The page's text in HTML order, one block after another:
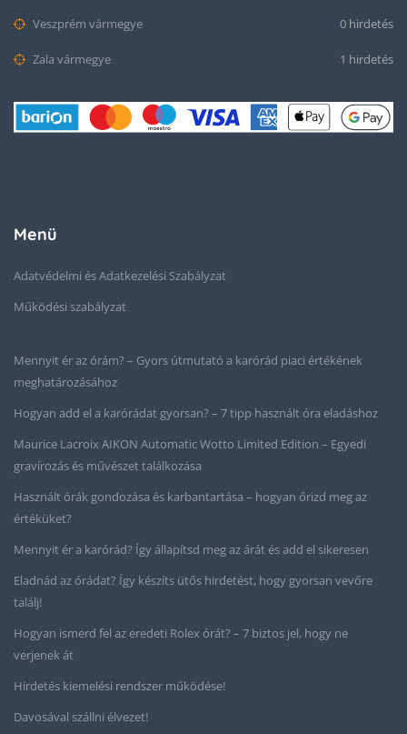
Veszprém vármegye 0 hirdetés
Zala vármegye 1 hirdetés
Menü
Adatvédelmi és Adatkezelési Szabályzat
Működési szabályzat
Mennyit ér az órám? – Gyors útmutató a karórád piaci értékének
meghatározásához
Hogyan add el a karórádat gyorsan? – 7 tipp használt óra eladáshoz
Maurice Lacroix AIKON Automatic Wotto Limited Edition – Egyedi
gravírozás és művészet találkozása
Használt órák gondozása és karbantartása – hogyan őrizd meg az
értéküket?
Mennyit ér a karórád? Így állapítsd meg az árát és add el sikeresen
Eladnád az órádat? Így készíts ütős hirdetést, hogy gyorsan vevőre
találj!
Hogyan ismerd fel az eredeti Rolex órát? – 7 biztos jel, hogy ne
verjenek át
Hirdetés kiemelési rendszer működése!
Davosával szállni élvezet!